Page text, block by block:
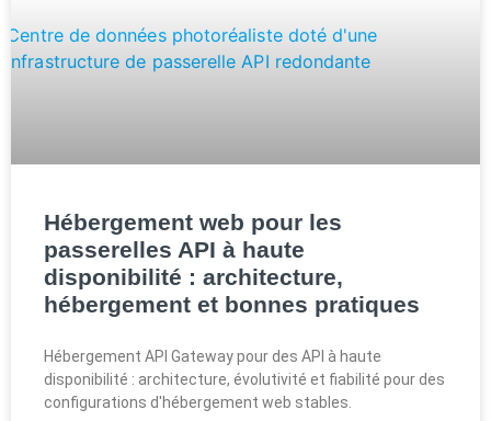
Hébergement web pour les
passerelles API à haute
disponibilité : architecture,
hébergement et bonnes pratiques
Hébergement API Gateway pour des API à haute
disponibilité : architecture, évolutivité et fiabilité pour des
configurations d'hébergement web stables.